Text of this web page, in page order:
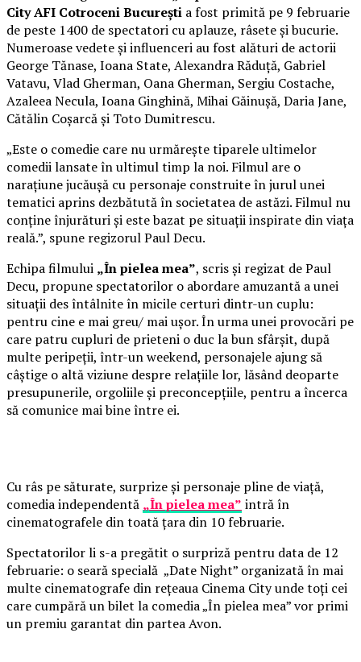
City AFI Cotroceni București a fost primită pe 9 februarie
de peste 1400 de spectatori cu aplauze, râsete și bucurie.
Numeroase vedete și influenceri au fost alături de actorii
George Tănase, Ioana State, Alexandra Răduță, Gabriel
Vatavu, Vlad Gherman, Oana Gherman, Sergiu Costache,
Azaleea Necula, Ioana Ginghină, Mihai Găinușă, Daria Jane,
Cătălin Coșarcă și Toto Dumitrescu.
„Este o comedie care nu urmărește tiparele ultimelor
comedii lansate în ultimul timp la noi. Filmul are o
narațiune jucăușă cu personaje construite în jurul unei
tematici aprins dezbătută în societatea de astăzi. Filmul nu
conține înjurături și este bazat pe situații inspirate din viața
reală.”, spune regizorul Paul Decu.
Echipa filmului „În pielea mea”, scris și regizat de Paul
Decu, propune spectatorilor o abordare amuzantă a unei
situații des întâlnite în micile certuri dintr-un cuplu:
pentru cine e mai greu/ mai ușor. În urma unei provocări pe
care patru cupluri de prieteni o duc la bun sfârșit, după
multe peripeții, într-un weekend, personajele ajung să
câștige o altă viziune despre relațiile lor, lăsând deoparte
presupunerile, orgoliile și preconcepțiile, pentru a încerca
să comunice mai bine între ei.
Cu râs pe săturate, surprize și personaje pline de viață,
comedia independentă „În pielea mea” intră în
cinematografele din toată țara din 10 februarie.
Spectatorilor li s-a pregătit o surpriză pentru data de 12
februarie: o seară specială „Date Night” organizată în mai
multe cinematografe din rețeaua Cinema City unde toți cei
care cumpără un bilet la comedia „În pielea mea” vor primi
un premiu garantat din partea Avon.